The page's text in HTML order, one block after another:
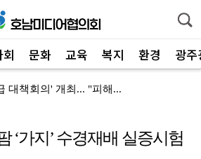
문화 교육 복지 환경 광
대책회의' 개최... "피해...
전남광주특별시, 해남 '400MW 태양광' 착공…SK하...
‘가지’ 수경재배 실증시험